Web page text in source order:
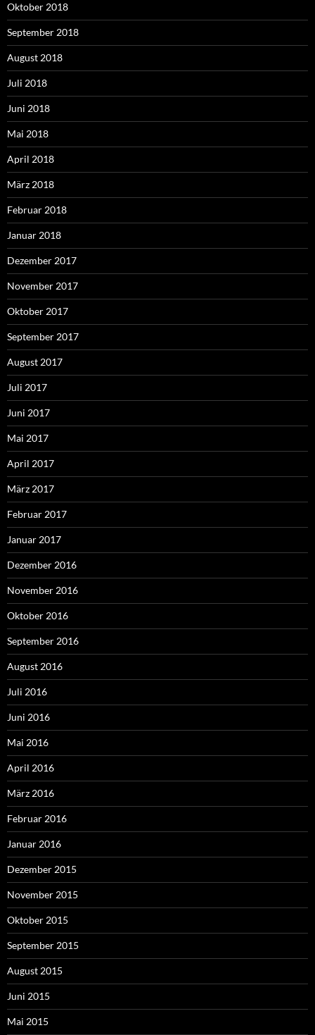
Oktober 2018
September 2018
August 2018
Juli 2018
Juni 2018
Mai 2018
April 2018
März 2018
Februar 2018
Januar 2018
Dezember 2017
November 2017
Oktober 2017
September 2017
August 2017
Juli 2017
Juni 2017
Mai 2017
April 2017
März 2017
Februar 2017
Januar 2017
Dezember 2016
November 2016
Oktober 2016
September 2016
August 2016
Juli 2016
Juni 2016
Mai 2016
April 2016
März 2016
Februar 2016
Januar 2016
Dezember 2015
November 2015
Oktober 2015
September 2015
August 2015
Juni 2015
Mai 2015